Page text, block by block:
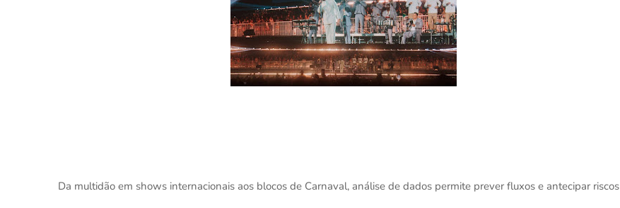
Da multidão em shows internacionais aos blocos de Carnaval, análise de dados permite prever fluxos e antecipar riscos